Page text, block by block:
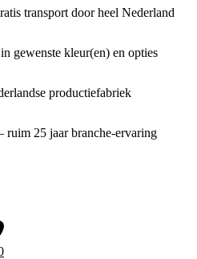
transport door heel Nederland
gewenste kleur(en) en opties
productiefabriek
25 jaar branche-ervaring